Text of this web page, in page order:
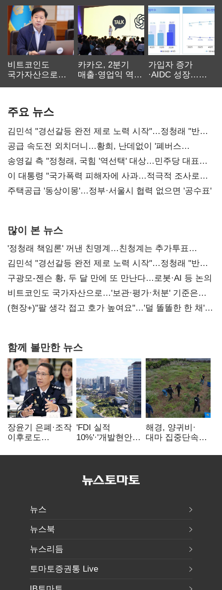
비트코인도
국가자산으로…'
카카오, 2분기
매출·영업익 역대
가입자 증가
·AIDC 성장…
주요 뉴스
김민석 "경선갈등 완전 제로 노력 시작"…정청래 "반명
공세 사과부터 해야"
공급 속도전 외치더니…황희, 난데없이 '폐버스
리모델링' 제안
송영길 측 "정청래, 국힘 '역선택' 대상…민주당 대표로
총선 지휘 못해"
이 대통령 "국가폭력 피해자에 사과…적극적 조사로
진실 밝혀야"
주택공급 '동상이몽'…정부·서울시 협력 없으면 '공수표'
많이 본 뉴스
'정청래 책임론' 꺼낸 친명계…친청계는 추가투표
때리기
김민석 "경선갈등 완전 제로 노력 시작"…정청래 "반명
공세 사과부터 해야"
구광모-젠슨 황, 두 달 만에 또 만난다…로봇·AI 등 논의
비트코인도 국가자산으로…'보관·평가·처분' 기준은
숙제
(현장+)"팔 생각 접고 호가 높여요"…'덜 똘똘한 한 채'
함께 볼만한 뉴스
장윤기 은폐·조작
이후로도
내부비위…경찰
'FDI 실적
10%'·'개발현안
인천경제청장
해경, 양귀비·
대마 집중단속…
249명 검거
뉴스
뉴스북
뉴스리듬
토마토증권통 Live